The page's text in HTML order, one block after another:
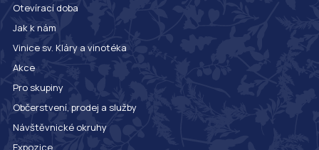
Otevírací doba
Jak k nám
Vinice sv. Kláry a vinotéka
Akce
Pro skupiny
Občerstvení, prodej a služby
Návštěvnické okruhy
Expozice